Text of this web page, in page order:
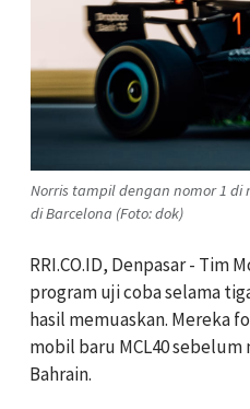
Norris tampil dengan nomor 1 di
di Barcelona (Foto: dok)
RRI.CO.ID, Denpasar - Tim
program uji coba selama
hasil memuaskan. Mereka
mobil baru MCL40
Bahrain.